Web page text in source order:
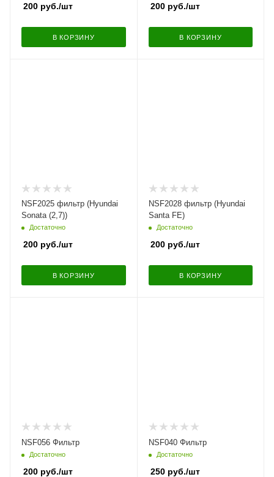
200 руб./шт
В КОРЗИНУ
200руб./шт
В КОРЗИНУ
NSF2025 фильтр (Hyundai
Sonata (2,7))
Достаточно
200 руб./шт
В КОРЗИНУ
NSF2028 фильтр (Hyundai
Santa FE)
Достаточно
200руб./шт
В КОРЗИНУ
NSF056 Фильтр
Достаточно
200 руб./шт
NSF040 Фильтр
Достаточно
250руб./шт